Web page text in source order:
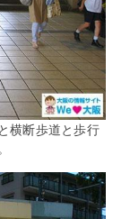
横断歩道と歩行